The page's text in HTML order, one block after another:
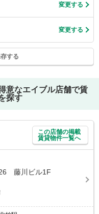
変更する
変更する
する
意なエイブル店舗で賃
探す
この店舗の掲載
賃貸物件一覧へ
藤川ビル1F